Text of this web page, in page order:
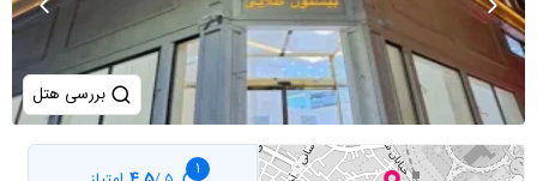
بررسی هتل
1